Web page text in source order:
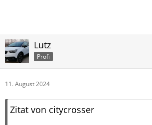
Lutz
Profi
11. August 2024
Zitat von citycrosser